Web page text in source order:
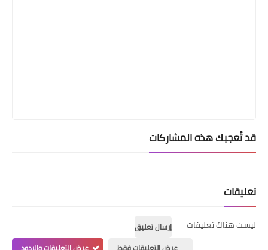
قد تُعجبك هذه المشاركات
تعليقات
ليست هناك تعليقات
إرسال تعليق